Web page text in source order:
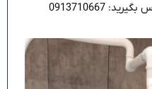
0913710667